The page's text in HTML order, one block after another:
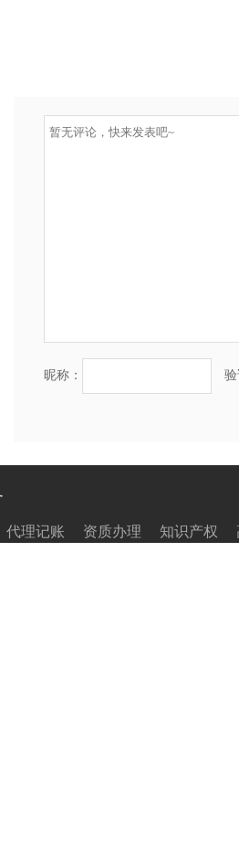
昵称： 验
代理记账 资质办理 知识产权